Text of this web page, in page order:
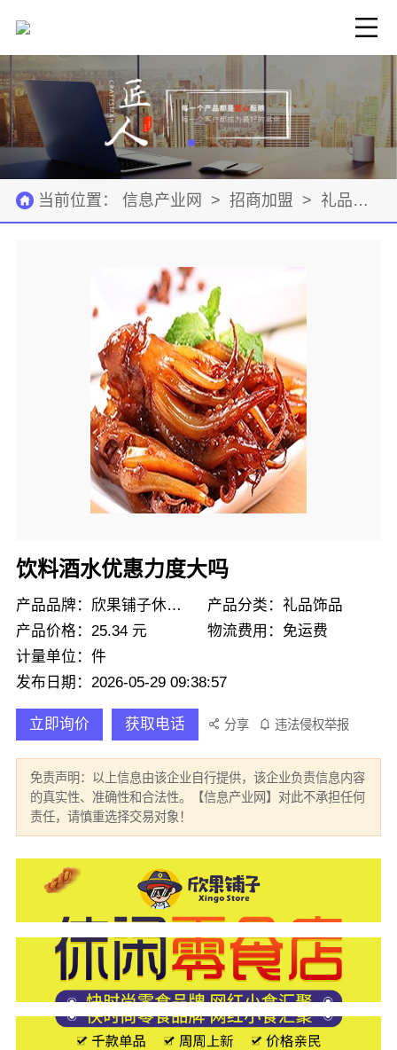
当前位置： 信息产业网 > 招商加盟 > 礼品饰品
饮料酒水优惠力度大吗
产品品牌：欣果铺子休闲零食
产品分类：礼品饰品
产品价格：25.34 元
物流费用：免运费
计量单位：件
发布日期：2026-05-29 09:38:57
立即询价 获取电话 分享 违法侵权举报
免责声明：以上信息由该企业自行提供，该企业负责信息内容
的真实性、准确性和合法性。【信息产业网】对此不承担任何
责任，请慎重选择交易对象！